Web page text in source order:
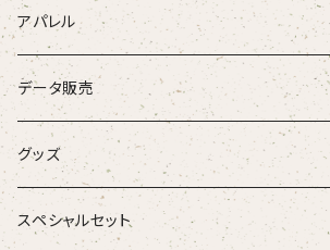
CD
DVD
お得なセット
音源がダウンロードできるアイテム
アパレル
データ販売
グッズ
スペシャルセット